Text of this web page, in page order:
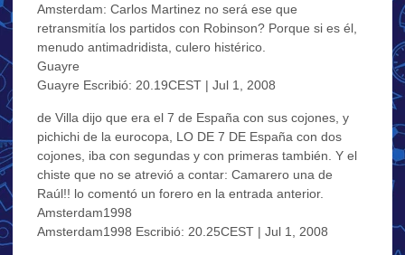
Amsterdam: Carlos Martinez no será ese que
retransmitía los partidos con Robinson? Porque si es él,
menudo antimadridista, culero histérico.
Guayre
Guayre Escribió: 20.19CEST | Jul 1, 2008
de Villa dijo que era el 7 de España con sus cojones, y
pichichi de la eurocopa, LO DE 7 DE España con dos
cojones, iba con segundas y con primeras también. Y el
chiste que no se atrevió a contar: Camarero una de
Raúl!! lo comentó un forero en la entrada anterior.
Amsterdam1998
Amsterdam1998 Escribió: 20.25CEST | Jul 1, 2008